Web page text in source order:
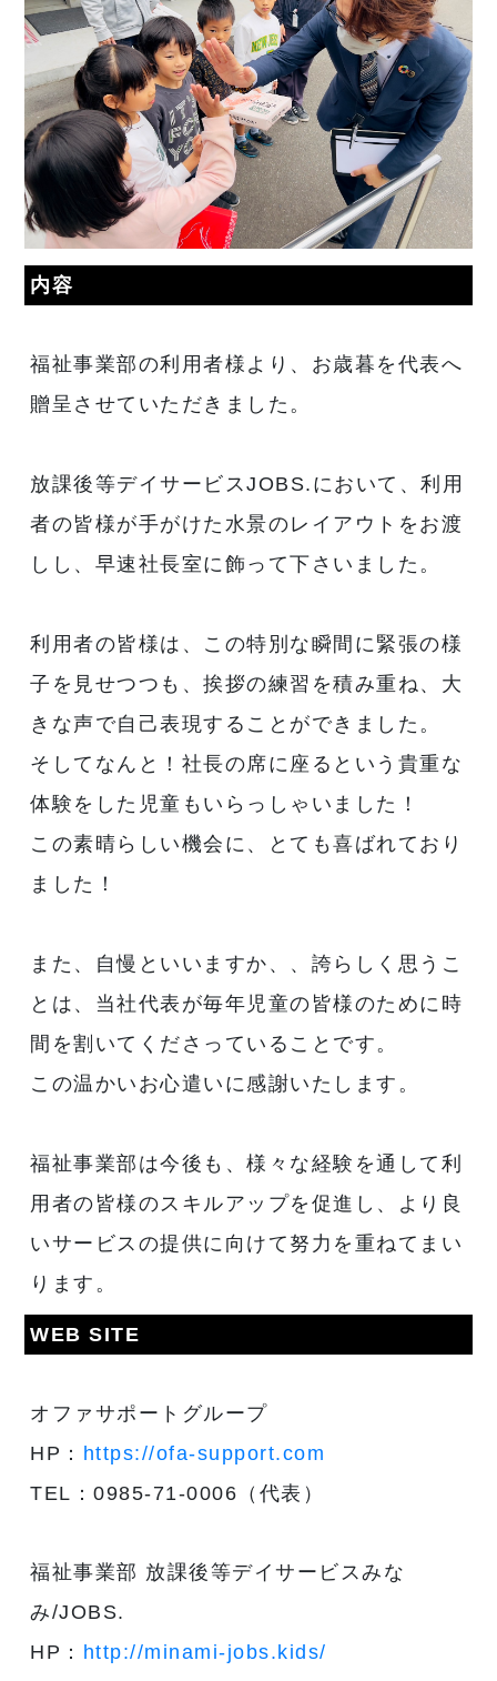
内容
福祉事業部の利用者様より、お歳暮を代表へ
贈呈させていただきました。
放課後等デイサービスJOBS.において、利用
者の皆様が手がけた水景のレイアウトをお渡
しし、早速社長室に飾って下さいました。
利用者の皆様は、この特別な瞬間に緊張の様
子を見せつつも、挨拶の練習を積み重ね、大
きな声で自己表現することができました。
そしてなんと！社長の席に座るという貴重な
体験をした児童もいらっしゃいました！
この素晴らしい機会に、とても喜ばれており
ました！
また、自慢といいますか、、誇らしく思うこ
とは、当社代表が毎年児童の皆様のために時
間を割いてくださっていることです。
この温かいお心遣いに感謝いたします。
福祉事業部は今後も、様々な経験を通して利
用者の皆様のスキルアップを促進し、より良
いサービスの提供に向けて努力を重ねてまい
ります。
WEB SITE
オファサポートグループ
HP： https://ofa-support.com
TEL：0985-71-0006（代表）
福祉事業部 放課後等デイサービスみな
み/JOBS.
HP： http://minami-jobs.kids/